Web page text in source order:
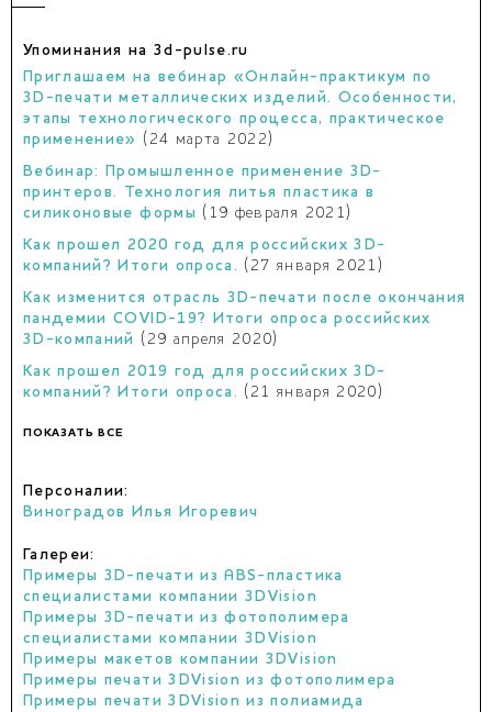
Упоминания на 3d-pulse.ru
Приглашаем на вебинар «Онлайн-практикум по
3D-печати металлических изделий. Особенности,
этапы технологического процесса, практическое
применение» (24 марта 2022)
Вебинар: Промышленное применение 3D-
принтеров. Технология литья пластика в
силиконовые формы (19 февраля 2021)
Как прошел 2020 год для российских 3D-
компаний? Итоги опроса. (27 января 2021)
Как изменится отрасль 3D-печати после окончания
пандемии COVID-19? Итоги опроса российских
3D-компаний (29 апреля 2020)
Как прошел 2019 год для российских 3D-
компаний? Итоги опроса. (21 января 2020)
ПОКАЗАТЬ ВСЕ
Персоналии:
Виноградов Илья Игоревич
Галереи:
Примеры 3D-печати из ABS-пластика
специалистами компании 3DVision
Примеры 3D-печати из фотополимера
специалистами компании 3DVision
Примеры макетов компании 3DVision
Примеры печати 3DVision из фотополимера
Примеры печати 3DVision из полиамида